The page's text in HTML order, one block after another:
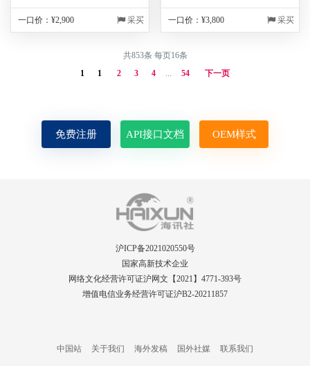
800字符以内（每超出100单
词，额外收取200元，不满
片免费1张，包翻译，保底链
一口价：¥2,900 采买
符以内（每超出100单词，额
外收取200元，不满100单词
张，包翻译，保底链接200
家！！！
一口价：¥3,800 采买
共853条 每页16条
1
1 2 3 4 ... 54 下一页
免费注册 API接口文档 OEM样式
沪ICP备2021020550号
国家高新技术企业
网络文化经营许可证沪网文【2021】4771-393号
增值电信业务经营许可证沪B2-20211857
中国站 关于我们 海外发稿 国外社媒 联系我们